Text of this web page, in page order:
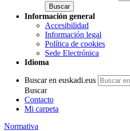
Información general
Accesibilidad
Información legal
Política de cookies
Sede Electrónica
Idioma
Buscar en euskadi.eus
Buscar
Contacto
Mi carpeta
Normativa